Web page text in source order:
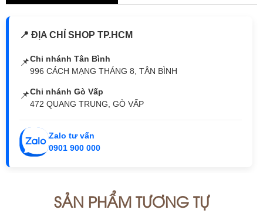
📍 ĐỊA CHỈ SHOP TP.HCM
📌Chi nhánh Tân Bình
996 CÁCH MẠNG THÁNG 8, TÂN BÌNH
📌Chi nhánh Gò Vấp
472 QUANG TRUNG, GÒ VẤP
Zalo tư vấn
0901 900 000
SẢN PHẨM TƯƠNG TỰ